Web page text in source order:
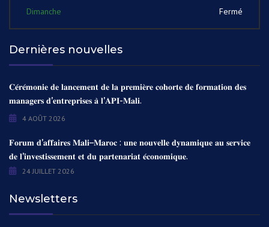
Dimanche
Fermé
Dernières nouvelles
𝐂𝐞́𝐫𝐞́𝐦𝐨𝐧𝐢𝐞 𝐝𝐞 𝐥𝐚𝐧𝐜𝐞𝐦𝐞𝐧𝐭 𝐝𝐞 𝐥𝐚 𝐩𝐫𝐞𝐦𝐢𝐞̀𝐫𝐞 𝐜𝐨𝐡𝐨𝐫𝐭𝐞 𝐝𝐞 𝐟𝐨𝐫𝐦𝐚𝐭𝐢𝐨𝐧 𝐝𝐞𝐬
𝐦𝐚𝐧𝐚𝐠𝐞𝐫𝐬 𝐝’𝐞𝐧𝐭𝐫𝐞𝐩𝐫𝐢𝐬𝐞𝐬 𝐚̀ 𝐥’𝐀𝐏𝐈-𝐌𝐚𝐥𝐢.
4 AOÛT 2026
𝐅𝐨𝐫𝐮𝐦 𝐝’𝐚𝐟𝐟𝐚𝐢𝐫𝐞𝐬 𝐌𝐚𝐥𝐢–𝐌𝐚𝐫𝐨𝐜 : 𝐮𝐧𝐞 𝐧𝐨𝐮𝐯𝐞𝐥𝐥𝐞 𝐝𝐲𝐧𝐚𝐦𝐢𝐪𝐮𝐞 𝐚𝐮 𝐬𝐞𝐫𝐯𝐢𝐜𝐞
𝐝𝐞 𝐥’𝐢𝐧𝐯𝐞𝐬𝐭𝐢𝐬𝐬𝐞𝐦𝐞𝐧𝐭 𝐞𝐭 𝐝𝐮 𝐩𝐚𝐫𝐭𝐞𝐧𝐚𝐫𝐢𝐚𝐭 𝐞́𝐜𝐨𝐧𝐨𝐦𝐢𝐪𝐮𝐞.
24 JUILLET 2026
Newsletters